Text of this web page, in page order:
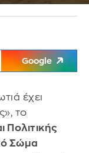
Google
έχει
το
Πολιτικής
Σώμα